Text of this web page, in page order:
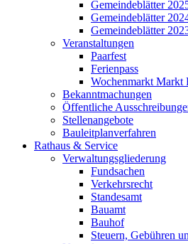
Gemeindeblätter
Gemeindeblätter
Gemeindeblätter
Veranstaltungen
Paarfest
Ferienpass
Wochenmarkt Markt
Bekanntmachungen
Öffentliche
Stellenangebote
Bauleitplanverfahren
Rathaus & Service
Verwaltungsgliederung
Fundsachen
Verkehrsrecht
Standesamt
Bauamt
Bauhof
Steuern, Gebühren